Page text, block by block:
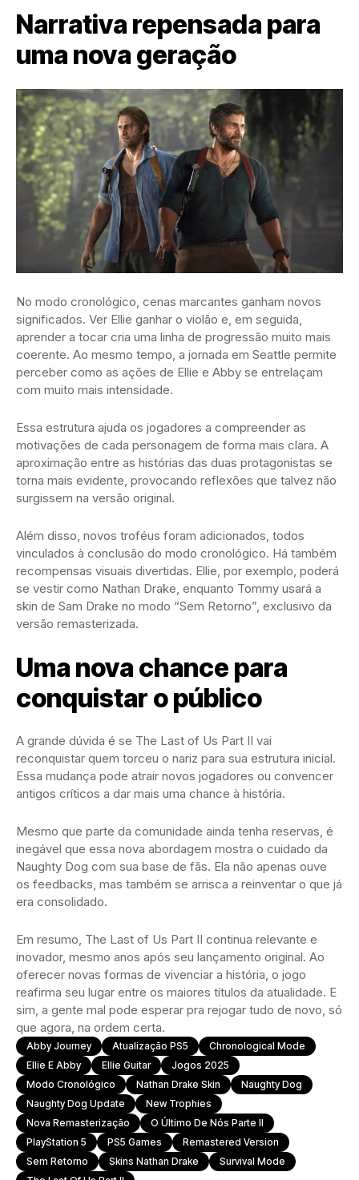
Narrativa repensada para
uma nova geração
No modo cronológico, cenas marcantes ganham novos
significados. Ver Ellie ganhar o violão e, em seguida,
aprender a tocar cria uma linha de progressão muito mais
coerente. Ao mesmo tempo, a jornada em Seattle permite
perceber como as ações de Ellie e Abby se entrelaçam
com muito mais intensidade.
Essa estrutura ajuda os jogadores a compreender as
motivações de cada personagem de forma mais clara. A
aproximação entre as histórias das duas protagonistas se
torna mais evidente, provocando reflexões que talvez não
surgissem na versão original.
Além disso, novos troféus foram adicionados, todos
vinculados à conclusão do modo cronológico. Há também
recompensas visuais divertidas. Ellie, por exemplo, poderá
se vestir como Nathan Drake, enquanto Tommy usará a
skin de Sam Drake no modo “Sem Retorno”, exclusivo da
versão remasterizada.
Uma nova chance para
conquistar o público
A grande dúvida é se The Last of Us Part II vai
reconquistar quem torceu o nariz para sua estrutura inicial.
Essa mudança pode atrair novos jogadores ou convencer
antigos críticos a dar mais uma chance à história.
Mesmo que parte da comunidade ainda tenha reservas, é
inegável que essa nova abordagem mostra o cuidado da
Naughty Dog com sua base de fãs. Ela não apenas ouve
os feedbacks, mas também se arrisca a reinventar o que já
era consolidado.
Em resumo, The Last of Us Part II continua relevante e
inovador, mesmo anos após seu lançamento original. Ao
oferecer novas formas de vivenciar a história, o jogo
reafirma seu lugar entre os maiores títulos da atualidade. E
sim, a gente mal pode esperar pra rejogar tudo de novo, só
que agora, na ordem certa.
Abby Journey Atualização PS5
Chronological Mode
Ellie E Abby
Ellie Guitar
Jogos 2025
Modo Cronológico
Nathan Drake Skin
Naughty Dog
Naughty Dog Update
New Trophies
Nova Remasterização
O Último De Nós Parte II
PlayStation 5
PS5 Games
Remastered Version
Sem Retorno
Skins Nathan Drake
Survival Mode